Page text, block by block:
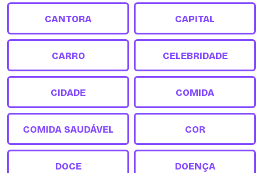
CANTORA CAPITAL
CARRO CELEBRIDADE
CIDADE COMIDA
COMIDA SAUDÁVEL COR
DOCE DOENÇA